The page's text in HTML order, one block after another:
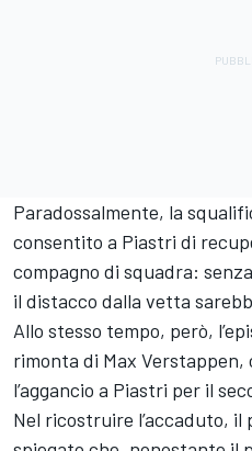
Paradossalmente, la
consentito a Piastri di
compagno di squadra:
il distacco dalla vetta
Allo stesso tempo, però,
rimonta di Max
l’aggancio a Piastri per il
Nel ricostruire l’accaduto, il